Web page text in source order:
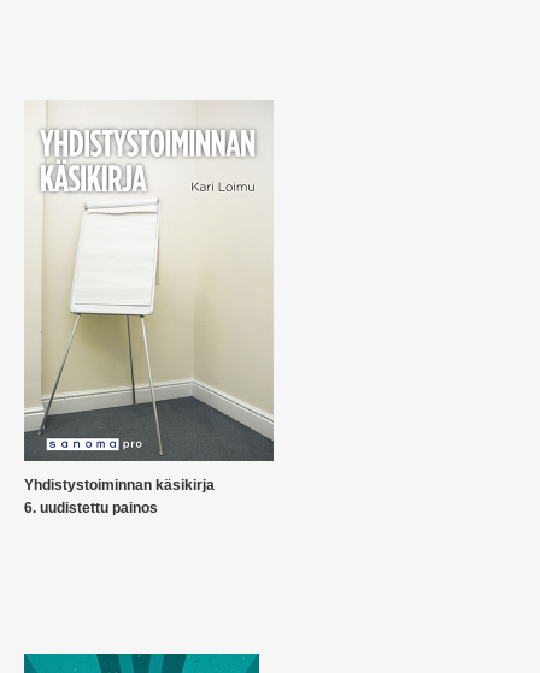
Yhdistystoiminnan käsikirja
6. uudistettu painos